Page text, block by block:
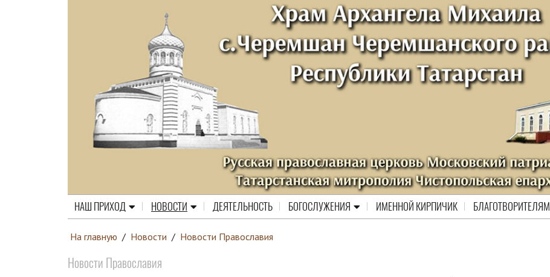
НАШ ПРИХОД НОВОСТИ ДЕЯТЕЛЬНОСТЬ БОГОСЛУЖЕНИЯ ИМЕННОЙ КИРПИЧИК БЛАГОТВОРИТЕЛЯМ
На главную / Новости / Новости Православия
Новости Православия